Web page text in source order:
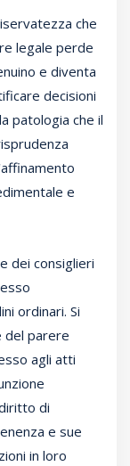
che
legale perde
e diventa
decisioni
patologia che il
e
dei consiglieri
ordinari. Si
del parere
agli atti
di
e sue
in loro